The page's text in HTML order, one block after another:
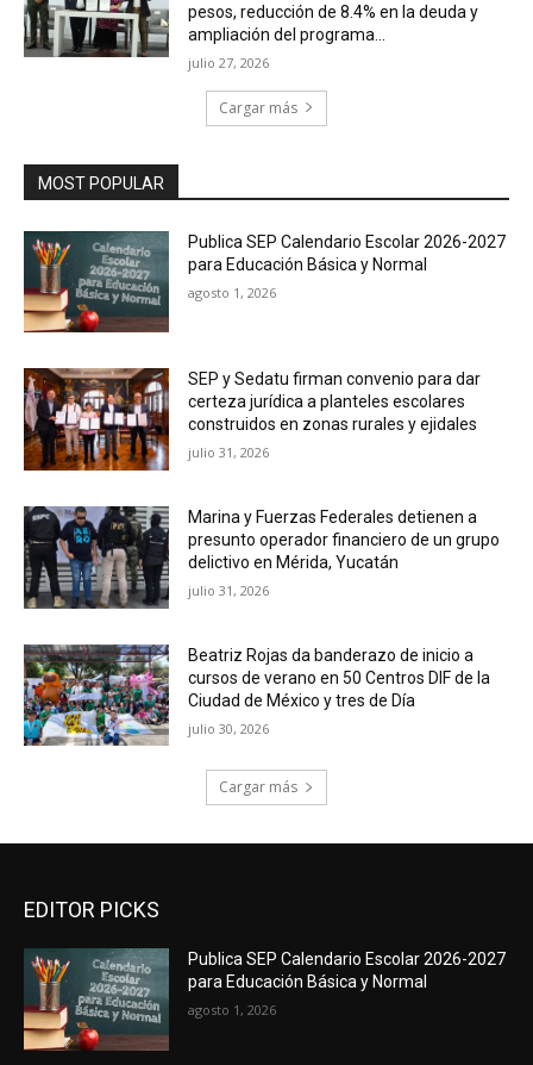
pesos, reducción de 8.4% en la deuda y
ampliación del programa...
julio 27, 2026
Cargar más
MOST POPULAR
Publica SEP Calendario Escolar 2026-2027
para Educación Básica y Normal
agosto 1, 2026
SEP y Sedatu firman convenio para dar
certeza jurídica a planteles escolares
construidos en zonas rurales y ejidales
julio 31, 2026
Marina y Fuerzas Federales detienen a
presunto operador financiero de un grupo
delictivo en Mérida, Yucatán
julio 31, 2026
Beatriz Rojas da banderazo de inicio a
cursos de verano en 50 Centros DIF de la
Ciudad de México y tres de Día
julio 30, 2026
Cargar más
EDITOR PICKS
Publica SEP Calendario Escolar 2026-2027
para Educación Básica y Normal
agosto 1, 2026